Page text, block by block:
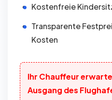
Kostenfreie
Transparente
Kosten
Ihr Chauffeur
Ausgang des